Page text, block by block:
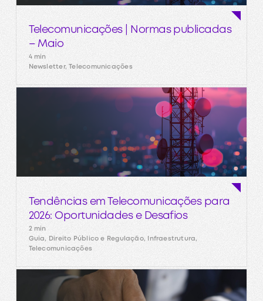
Telecomunicações | Normas publicadas
– Maio
4 min
Newsletter, Telecomunicações
Tendências em Telecomunicações para
2026: Oportunidades e Desafios
2 min
Guia, Direito Público e Regulação, Infraestrutura,
Telecomunicações